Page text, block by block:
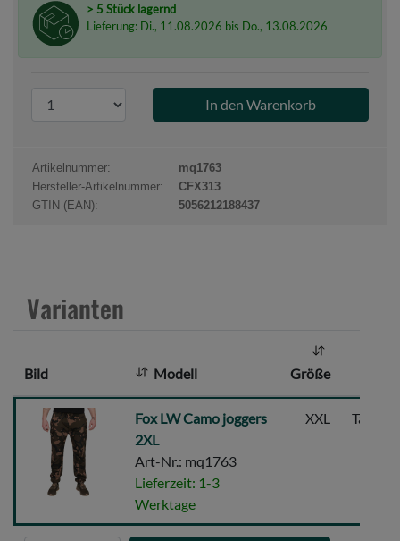
> 5 Stück lagernd
Lieferung: Di., 11.08.2026 bis Do., 13.08.2026
r
d
u
k
a
:
Artikelnummer:
mq1763
Hersteller-Artikelnummer:
CFX313
GTIN (EAN):
5056212188437
Varianten
Bild Modell Größe
Fox
Camo
joggers
Fox LW Camo joggers
2XL
Art-Nr.: mq1763
Lieferzeit: 1-3
Werktage
XXL Tarn/